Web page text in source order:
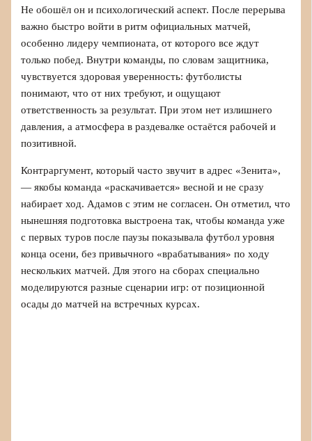
Не обошёл он и психологический аспект. После перерыва
важно быстро войти в ритм официальных матчей,
особенно лидеру чемпионата, от которого все ждут
только побед. Внутри команды, по словам защитника,
чувствуется здоровая уверенность: футболисты
понимают, что от них требуют, и ощущают
ответственность за результат. При этом нет излишнего
давления, а атмосфера в раздевалке остаётся рабочей и
позитивной.
Контраргумент, который часто звучит в адрес «Зенита»,
— якобы команда «раскачивается» весной и не сразу
набирает ход. Адамов с этим не согласен. Он отметил, что
нынешняя подготовка выстроена так, чтобы команда уже
с первых туров после паузы показывала футбол уровня
конца осени, без привычного «врабатывания» по ходу
нескольких матчей. Для этого на сборах специально
моделируются разные сценарии игр: от позиционной
осады до матчей на встречных курсах.